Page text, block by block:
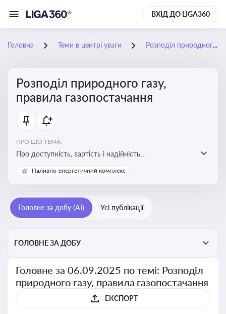
ВХІД ДО LIGA360
Головна Теми в центрі уваги Розподіл природного газу, правила газопостачання
Розподіл природного газу,
правила газопостачання
ПРО ЩО ТЕМА:
Про доступність, вартість і надійність
енергопостачання для бізнесу та вплив на економічну
стабільність
Паливно-енергетичний комплекс
Головне за добу (AI) Усі публікації
ГОЛОВНЕ ЗА ДОБУ
Головне за 06.09.2025 по темі: Розподіл
природного газу, правила газопостачання
ЕКСПОРТ